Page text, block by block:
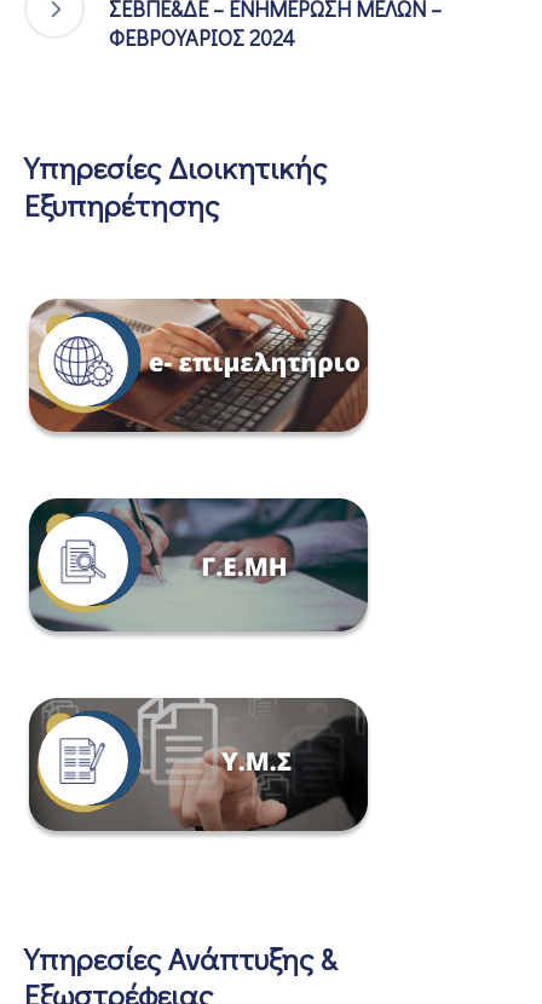
ΣΕΒΠΕ&ΔΕ – ΕΝΗΜΕΡΩΣΗ ΜΕΛΩΝ –
ΦΕΒΡΟΥΑΡΙΟΣ 2024
Υπηρεσίες Διοικητικής
Εξυπηρέτησης
Υπηρεσίες Ανάπτυξης &
Εξωστρέφειας